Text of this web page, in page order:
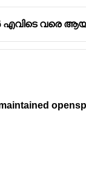
എന്ന
എവിടെ വരെ